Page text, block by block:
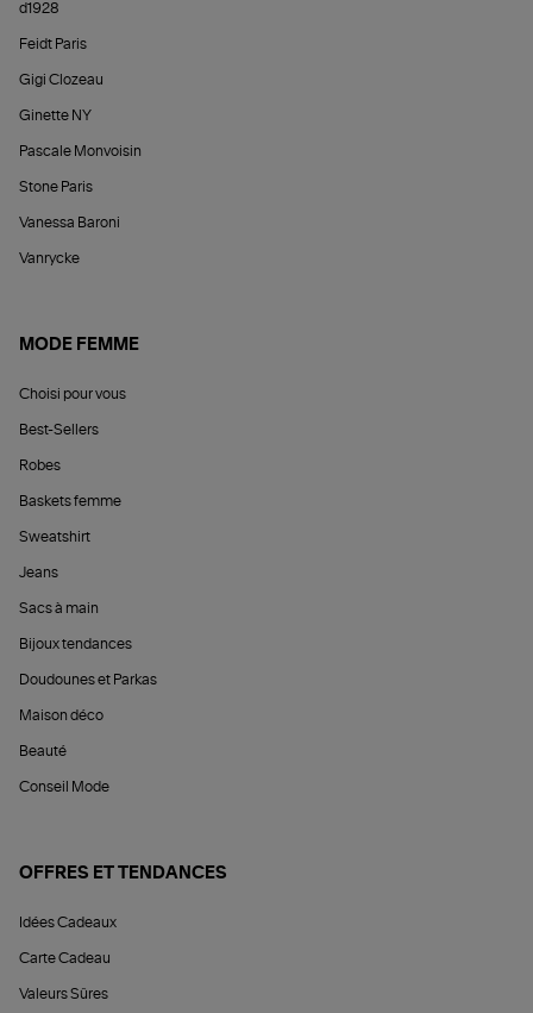
d1928
Feidt Paris
Gigi Clozeau
Ginette NY
Pascale Monvoisin
Stone Paris
Vanessa Baroni
Vanrycke
MODE FEMME
Choisi pour vous
Best-Sellers
Robes
Baskets femme
Sweatshirt
Jeans
Sacs à main
Bijoux tendances
Doudounes et Parkas
Maison déco
Beauté
Conseil Mode
OFFRES ET TENDANCES
Idées Cadeaux
Carte Cadeau
Valeurs Sûres